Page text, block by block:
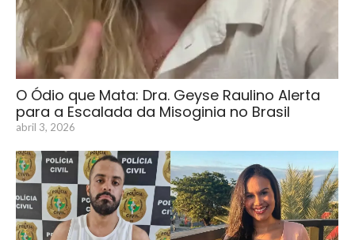
O Ódio que Mata: Dra. Geyse Raulino Alerta
para a Escalada da Misoginia no Brasil
abril 3, 2026